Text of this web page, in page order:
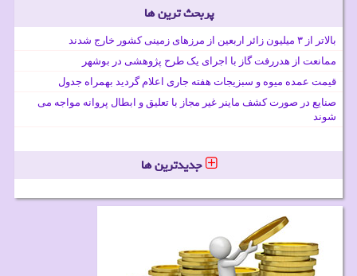
پربحث ترین ها
بالاتر از ۳ میلیون زائر اربعین از مرزهای زمینی کشور خارج شدند
ممانعت از هدررفت گاز با اجرای یک طرح پژوهشی در بوشهر
قیمت عمده میوه و سبزیجات هفته جاری اعلام گردید بهمراه جدول
صنایع در صورت کشف ماینر غیر مجاز با تعلیق و ابطال پروانه مواجه می
شوند
جدیدترین ها